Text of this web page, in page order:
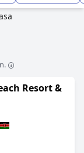
Resort &